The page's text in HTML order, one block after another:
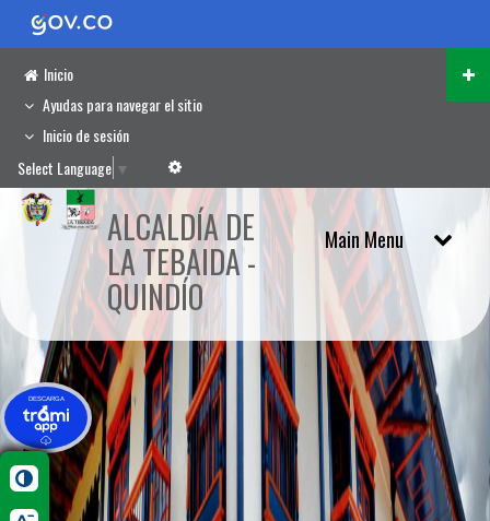
Inicio
Ayudas para navegar el sitio
Inicio de sesión
Select Language ▼
ALCALDÍA DE
LA TEBAIDA -
QUINDÍO
DESCARGA